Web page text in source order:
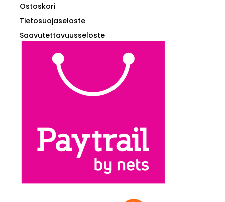
Ostoskori
Tietosuojaseloste
Saavutettavuusseloste